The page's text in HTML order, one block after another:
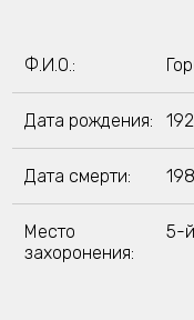
Ф.И.О.:
Дата рождения:
Дата смерти:
Место
захоронения:
5-